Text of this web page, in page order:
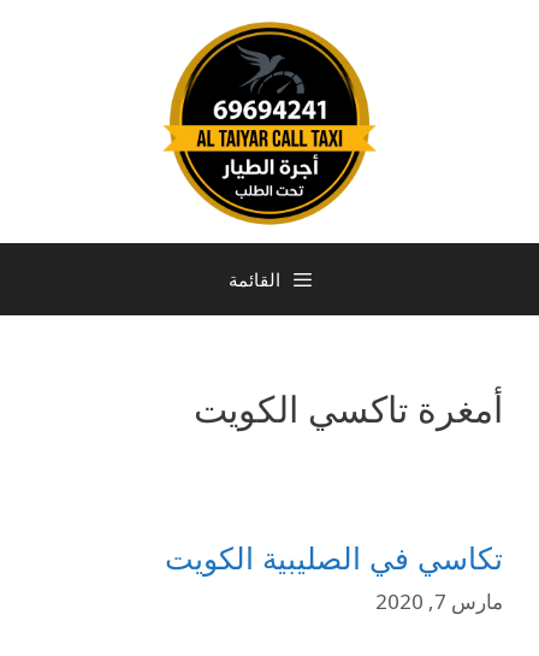
القائمة
أمغرة تاكسي الكويت
تكاسي في الصليبية الكويت
مارس 7, 2020